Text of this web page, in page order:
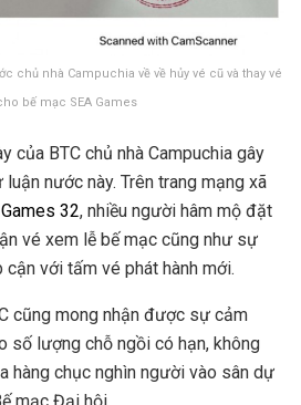
chủ nhà Campuchia về về hủy vé cũ và thay vé
bế mạc SEA Games
của BTC chủ nhà Campuchia gây
nước này. Trên trang mạng xã
32, nhiều người hâm mộ đặt
vé xem lễ bế mạc cũng như sự
với tấm vé phát hành mới.
cũng mong nhận được sự cảm
số lượng chỗ ngồi có hạn, không
hàng chục nghìn người vào sân dự